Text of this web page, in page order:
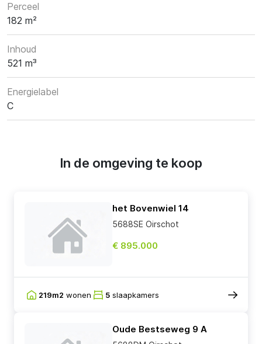
Perceel
182 m²
Inhoud
521 m³
Energielabel
C
In de omgeving te koop
het Bovenwiel 14
5688SE Oirschot
€ 895.000
219m2 wonen 5 slaapkamers
Oude Bestseweg 9 A